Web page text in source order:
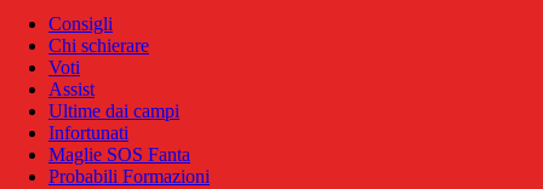
Consigli
Chi schierare
Voti
Assist
Ultime dai campi
Infortunati
Maglie SOS Fanta
Probabili Formazioni